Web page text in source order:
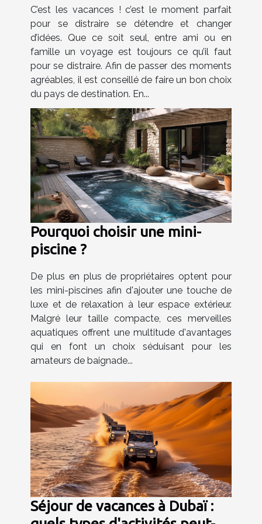
C’est les vacances ! c’est le moment parfait
pour se distraire se détendre et changer
d’idées. Que ce soit seul, entre ami ou en
famille un voyage est toujours ce qu’il faut
pour se distraire. Afin de passer des moments
agréables, il est conseillé de faire un bon choix
du pays de destination. En...
Pourquoi choisir une mini-
piscine ?
De plus en plus de propriétaires optent pour
les mini-piscines afin d'ajouter une touche de
luxe et de relaxation à leur espace extérieur.
Malgré leur taille compacte, ces merveilles
aquatiques offrent une multitude d'avantages
qui en font un choix séduisant pour les
amateurs de baignade...
Séjour de vacances à Dubaï :